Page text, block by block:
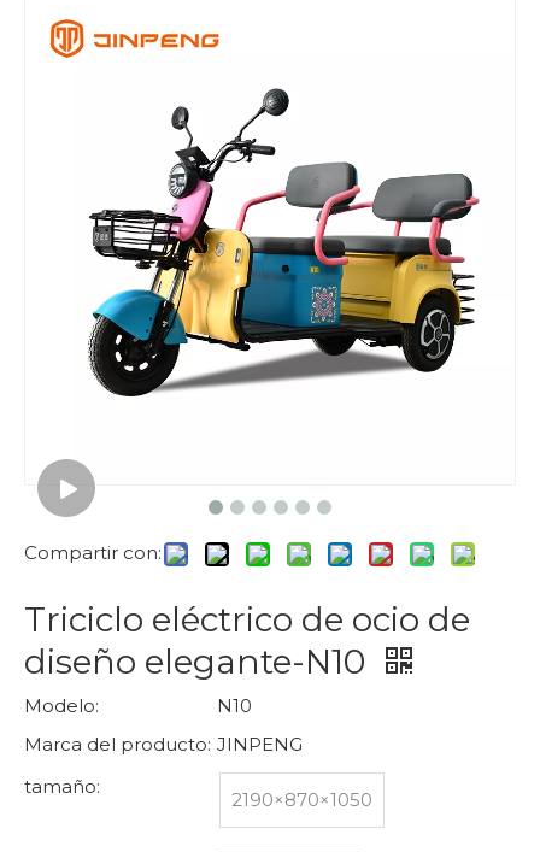
Compartir con:
Triciclo eléctrico de ocio de
diseño elegante-N10
Modelo:
N10
Marca del producto: JINPENG
tamaño:
2190×870×1050